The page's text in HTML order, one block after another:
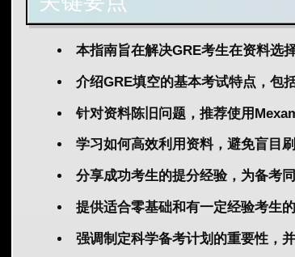
本指南旨在解决GRE考生在资料选
介绍GRE填空的基本考试特点，包
针对资料陈旧问题，推荐使用
学习如何高效利用资料，避免盲目
分享成功考生的提分经验，为备考
提供适合零基础和有一定经验考生
强调制定科学备考计划的重要性，